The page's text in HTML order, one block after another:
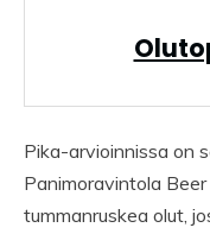
Pika-arvioinnissa on
Panimoravintola
tummanruskea olut,